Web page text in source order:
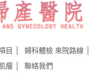
目 婦科體檢 來院路線
瘤 聯絡我們